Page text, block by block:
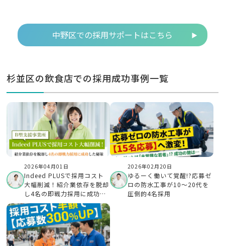
中野区での採用サポートはこちら
杉並区の飲食店での採用成功事例一覧
2026年04月01日
Indeed PLUSで採用コスト
大幅削減！紹介業依存を脱却
し4名の即戦力採用に成功し
たB型支援事業所
2026年02月20日
ゆるーく働いて覚醒!?応募ゼ
ロの防水工事が10〜20代を
圧倒的4名採用